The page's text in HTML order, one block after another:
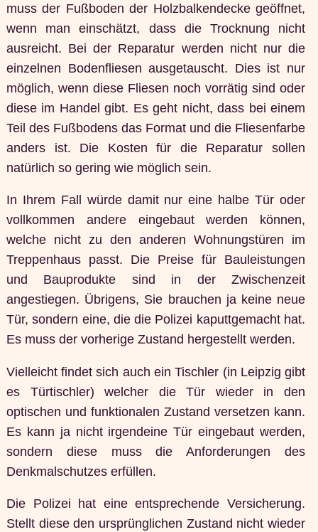
muss der Fußboden der Holzbalkendecke geöffnet,
wenn man einschätzt, dass die Trocknung nicht
ausreicht. Bei der Reparatur werden nicht nur die
einzelnen Bodenfliesen ausgetauscht. Dies ist nur
möglich, wenn diese Fliesen noch vorrätig sind oder
diese im Handel gibt. Es geht nicht, dass bei einem
Teil des Fußbodens das Format und die Fliesenfarbe
anders ist. Die Kosten für die Reparatur sollen
natürlich so gering wie möglich sein.
In Ihrem Fall würde damit nur eine halbe Tür oder
vollkommen andere eingebaut werden können,
welche nicht zu den anderen Wohnungstüren im
Treppenhaus passt. Die Preise für Bauleistungen
und Bauprodukte sind in der Zwischenzeit
angestiegen. Übrigens, Sie brauchen ja keine neue
Tür, sondern eine, die die Polizei kaputtgemacht hat.
Es muss der vorherige Zustand hergestellt werden.
Vielleicht findet sich auch ein Tischler (in Leipzig gibt
es Türtischler) welcher die Tür wieder in den
optischen und funktionalen Zustand versetzen kann.
Es kann ja nicht irgendeine Tür eingebaut werden,
sondern diese muss die Anforderungen des
Denkmalschutzes erfüllen.
Die Polizei hat eine entsprechende Versicherung.
Stellt diese den ursprünglichen Zustand nicht wieder